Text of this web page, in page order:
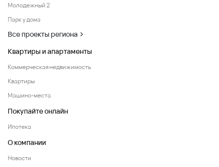
Молодежный 2
Парк у дома
Все проекты региона
Квартиры и апартаменты
Коммерческая недвижимость
Квартиры
Машино-места
Покупайте онлайн
Ипотека
О компании
Новости